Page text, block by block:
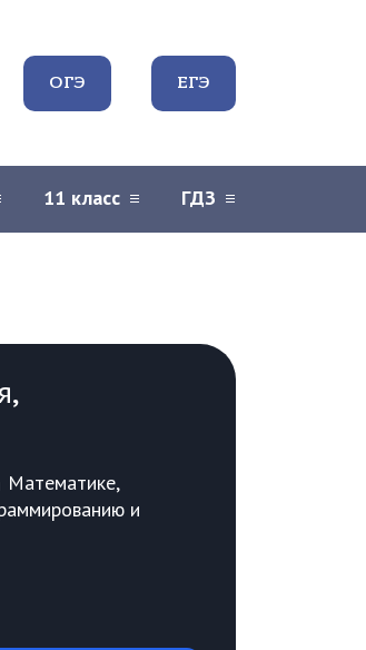
ОГЭ ЕГЭ
11 класс ГДЗ
Математике,
и